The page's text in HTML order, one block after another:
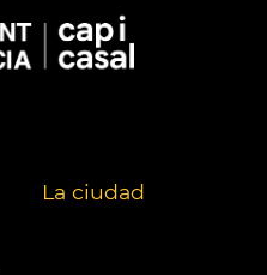
La ciudad